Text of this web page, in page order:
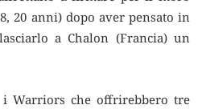
20 anni) dopo aver pensato in
a Chalon (Francia) un
Warriors che offrirebbero tre